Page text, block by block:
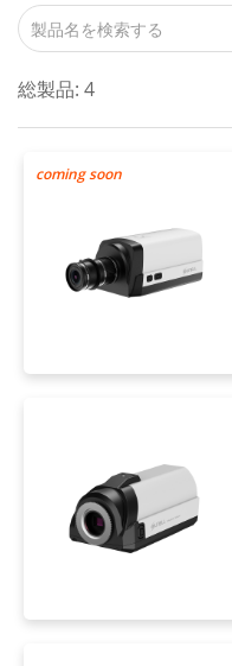
総製品: 4
coming soon